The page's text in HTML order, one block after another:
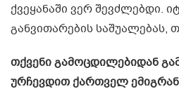
ქვეყანაში ვერ შევძლებდი.
განვითარების საშუალებას,
თქვენი გამოცდილებიდან
ურჩევდით ქართველ